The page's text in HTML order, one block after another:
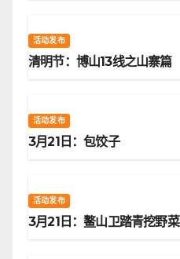
活动发布
清明节：博山13线之山寨篇
活动发布
3月21日：包饺子
活动发布
3月21日：鳌山卫踏青挖野菜